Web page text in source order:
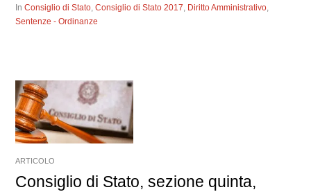
InConsiglio di Stato,Consiglio di Stato 2017, Diritto Amministrativo,
Sentenze - Ordinanze
ARTICOLO
Consiglio di Stato, sezione quinta,